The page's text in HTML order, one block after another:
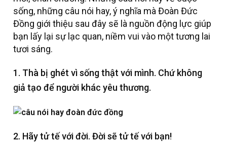
sống, những câu nói hay, ý nghĩa mà Đoàn Đức
Đồng giới thiệu sau đây sẽ là nguồn động lực giúp
bạn lấy lại sự lạc quan, niềm vui vào một tương lai
tươi sáng.
1. Thà bị ghét vì sống thật với mình. Chứ không
giả tạo để người khác yêu thương.
2. Hãy tử tế với đời. Đời sẽ tử tế với bạn!